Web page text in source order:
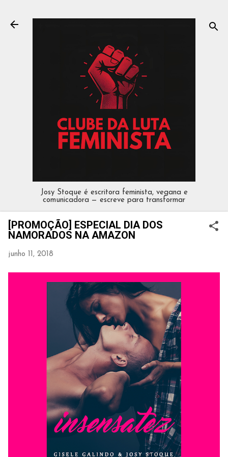
Josy Stoque é escritora feminista, vegana e
comunicadora — escreve para transformar
[PROMOÇÃO] ESPECIAL DIA DOS
NAMORADOS NA AMAZON
junho 11, 2018